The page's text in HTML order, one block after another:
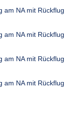
am NA mit Rückflug
am NA mit Rückflug
am NA mit Rückflug
am NA mit Rückflug